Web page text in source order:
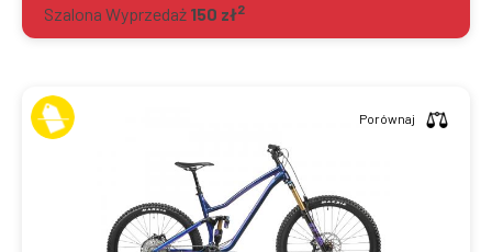
Szalona Wyprzedaż 150 zł2
Porównaj